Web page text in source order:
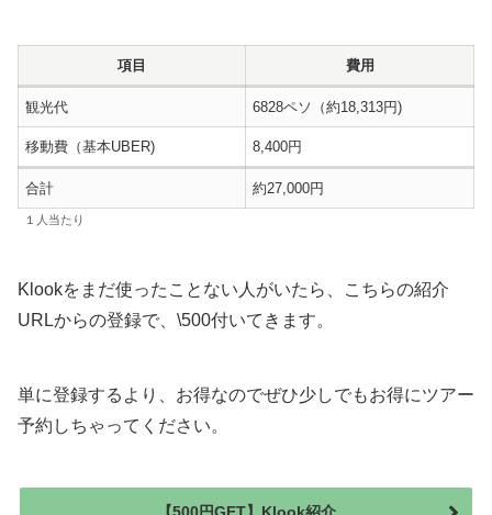
項目 費用
観光代 6828ペソ（約18,313円)
移動費（基本UBER) 8,400円
合計 約27,000円
１人当たり
Klookをまだ使ったことない人がいたら、こちらの紹介
URLからの登録で、\500付いてきます。
単に登録するより、お得なのでぜひ少しでもお得にツアー
予約しちゃってください。
【500円GET】Klook紹介